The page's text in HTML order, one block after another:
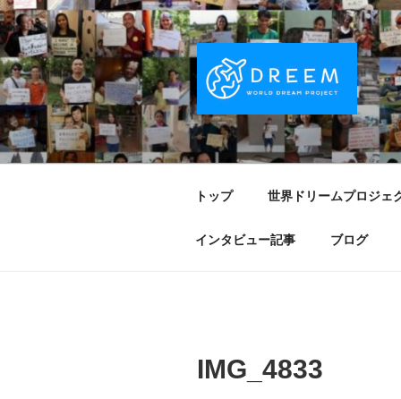
コ
ン
テ
ン
ツ
へ
ス
キ
DREEM | 世
PROJECT
夢をもつワクワクを世界中に
トップ 世界ドリームプロジェ
インタビュー記事 ブログ
IMG_4833